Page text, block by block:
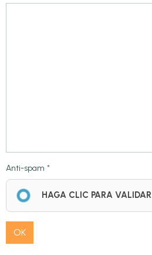
Anti-spam
HAGA CLIC PARA VALIDAR
OK